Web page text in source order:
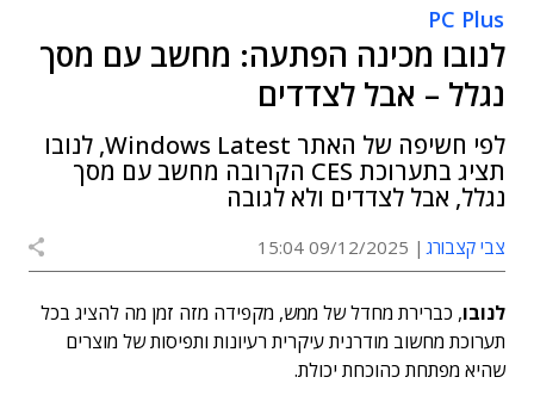
PC Plus
לנובו מכינה הפתעה: מחשב עם מסך
נגלל – אבל לצדדים
לפי חשיפה של האתר Windows Latest, לנובו
תציג בתערוכת CES הקרובה מחשב עם מסך
נגלל, אבל לצדדים ולא לגובה
צבי קצבורג 09/12/2025 15:04
לנובו, כברירת מחדל של ממש, מקפידה מזה זמן מה להציג בכל
תערוכת מחשוב מודרנית עיקרית רעיונות ותפיסות של מוצרים
שהיא מפתחת כהוכחת יכולת.